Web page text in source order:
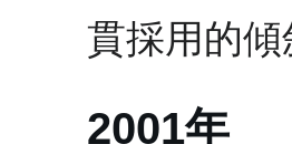
貫採用的
2001年